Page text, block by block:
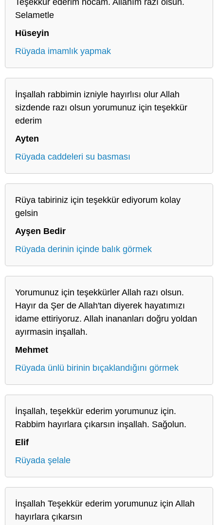
Selametle
Hüseyin
Rüyada imamlık yapmak
İnşallah rabbimin izniyle hayırlısı olur Allah
sizdende razı olsun yorumunuz için teşekkür
ederim
Ayten
Rüyada caddeleri su basması
Rüya tabiriniz için teşekkür ediyorum kolay
gelsin
Ayşen Bedir
Rüyada derinin içinde balık görmek
Yorumunuz için teşekkürler Allah razı olsun.
Hayır da Şer de Allah'tan diyerek hayatımızı
idame ettiriyoruz. Allah inananları doğru yoldan
ayırmasin inşallah.
Mehmet
Rüyada ünlü birinin bıçaklandığını görmek
İnşallah, teşekkür ederim yorumunuz için.
Rabbim hayırlara çıkarsın inşallah. Sağolun.
Elif
Rüyada şelale
İnşallah Teşekkür ederim yorumunuz için Allah
hayırlara çıkarsın